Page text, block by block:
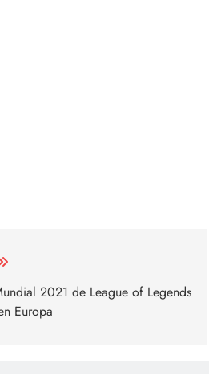
2021 de League of Legends
Europa